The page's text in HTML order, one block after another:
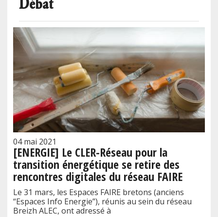
04 mai 2021
[ENERGIE] Le CLER-Réseau pour la
transition énergétique se retire des
rencontres digitales du réseau FAIRE
Le 31 mars, les Espaces FAIRE bretons (anciens
“Espaces Info Energie”), réunis au sein du réseau
Breizh ALEC, ont adressé à